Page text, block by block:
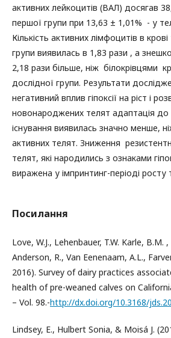
активних лейкоцитів (ВАЛ) досягав
першої групи при 13,63 ± 1,01% - у
Кількість активних лімфоцитів в
групи виявилась в 1,83 рази , а
2,18 рази більше, ніж білокрівцями
дослідної групи. Результати
негативний вплив гіпоксії на ріст і
новонароджених телят адаптація
існування виявилась значно менше,
активних телят. Зниження
телят, які народились з ознаками
виражена у імпринтинг-періоді росту
Посилання
Love, W.J., Lehenbauer, T.W. Karle, B.M.
Anderson, R., Van Eenenaam, A.L.,
2016). Survey of dairy practices
health of pre-weaned calves on
– Vol. 98.-http://dx.doi.org/10.3168/
Lindsey, E., Hulbert Sonia, & Moisá J.